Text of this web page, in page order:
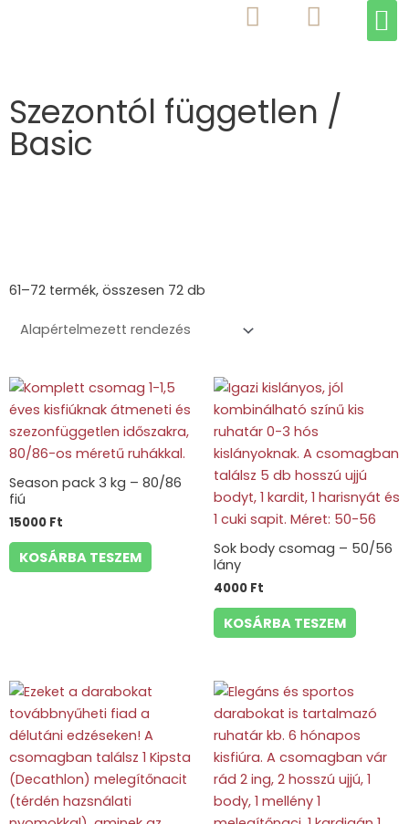
Szezontól független /
Basic
61–72 termék, összesen 72 db
Season pack 3 kg – 80/86
fiú
15000 Ft
KOSÁRBA TESZEM
Sok body csomag – 50/56
lány
4000 Ft
KOSÁRBA TESZEM